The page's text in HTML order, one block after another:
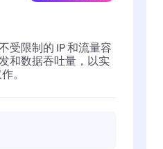
受限制的 IP 和流量容
和数据吞吐量，以实
。